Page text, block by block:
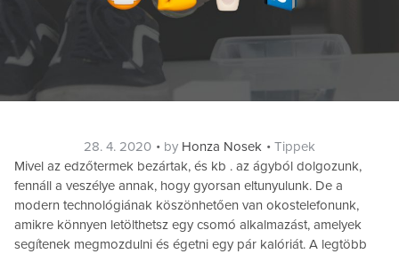
Posted
on
28. 4. 2020 by Honza Nosek Categories
Tippek
Mivel az edzőtermek bezártak, és kb . az ágyból dolgozunk,
fennáll a veszélye annak, hogy gyorsan eltunyulunk. De a
modern technológiának köszönhetően van okostelefonunk,
amikre könnyen letölthetsz egy csomó alkalmazást, amelyek
segítenek megmozdulni és égetni egy pár kalóriát. A legtöbb